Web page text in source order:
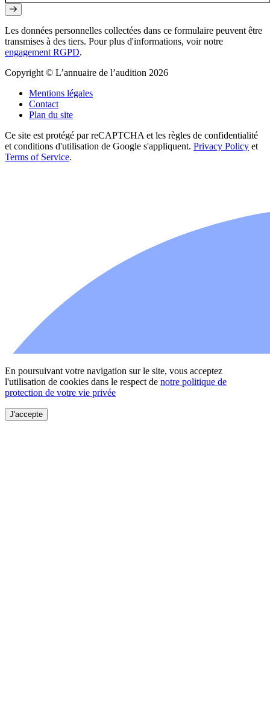
Les données personnelles collectées dans ce formulaire peuvent être
transmises à des tiers. Pour plus d'informations, voir notre
engagement RGPD.
Copyright © L’annuaire de l’audition 2026
Mentions légales
Contact
Plan du site
Ce site est protégé par reCAPTCHA et les règles de confidentialité
et conditions d'utilisation de Google s'appliquent. Privacy Policy et
Terms of Service.
En poursuivant votre navigation sur le site, vous acceptez
l'utilisation de cookies dans le respect de notre politique de
protection de votre vie privée
J'accepte